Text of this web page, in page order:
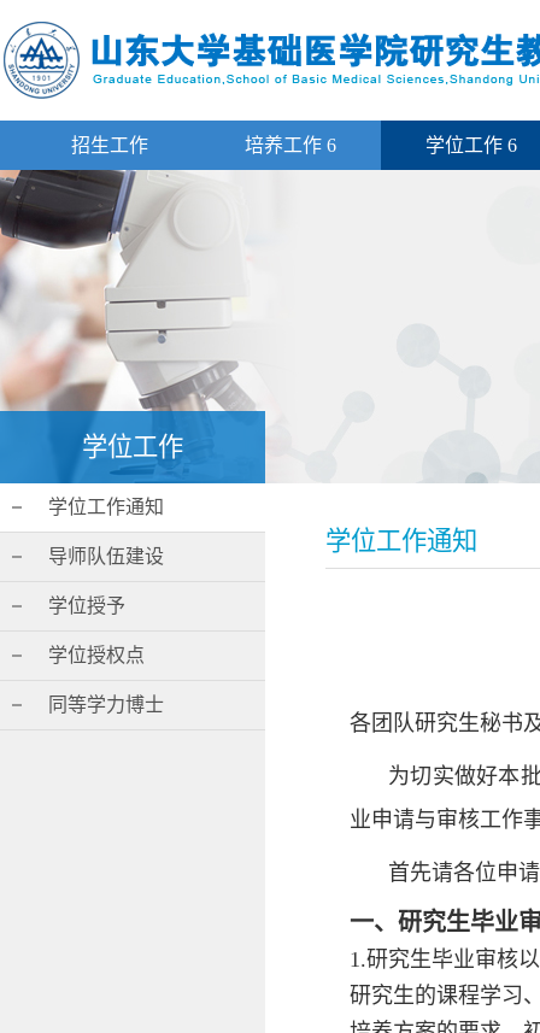
招生工作 培养工作 6 学位工作 6
学位工作
学位工作通知
导师队伍建设
学位授予
学位授权点
同等学力博士
学位工作通知
各团队研究生秘书
为切实做好本
业申请与审核工作
首先请各位申
一、研究生毕业
1.研究生毕业审核
研究生的课程学习